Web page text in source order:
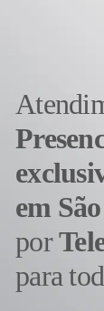
em
por
para